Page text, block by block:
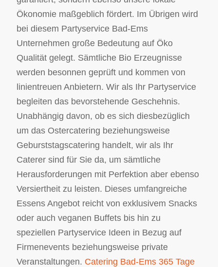
Ökonomie maßgeblich fördert. Im Übrigen wird
bei diesem Partyservice Bad-Ems
Unternehmen große Bedeutung auf Öko
Qualität gelegt. Sämtliche Bio Erzeugnisse
werden besonnen geprüft und kommen von
linientreuen Anbietern. Wir als Ihr Partyservice
begleiten das bevorstehende Geschehnis.
Unabhängig davon, ob es sich diesbezüglich
um das Ostercatering beziehungsweise
Geburststagscatering handelt, wir als Ihr
Caterer sind für Sie da, um sämtliche
Herausforderungen mit Perfektion aber ebenso
Versiertheit zu leisten. Dieses umfangreiche
Essens Angebot reicht von exklusivem Snacks
oder auch veganen Buffets bis hin zu
speziellen Partyservice Ideen in Bezug auf
Firmenevents beziehungsweise private
Veranstaltungen. Catering Bad-Ems 365 Tage